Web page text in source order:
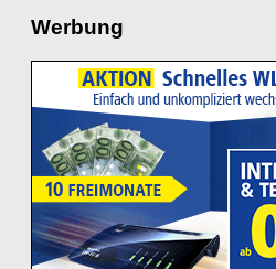
Werbung